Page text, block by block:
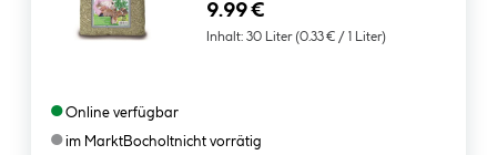
9.99 €
Inhalt: 30 Liter (0.33 € / 1 Liter)
●Online verfügbar
●im MarktBocholtnicht vorrätig